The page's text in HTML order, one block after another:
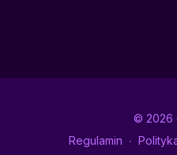
© 2026
Regulamin ∙